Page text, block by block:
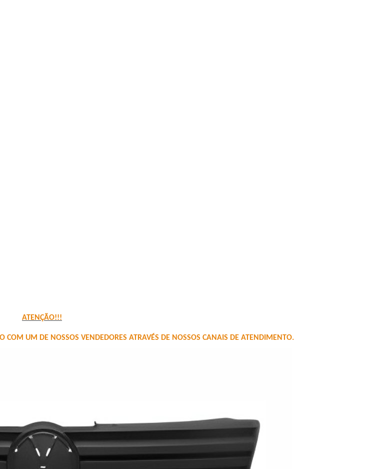
ATENÇÃO!!!
UM DE NOSSOS VENDEDORES ATRAVÉS DE NOSSOS CANAIS DE ATENDIMENTO.